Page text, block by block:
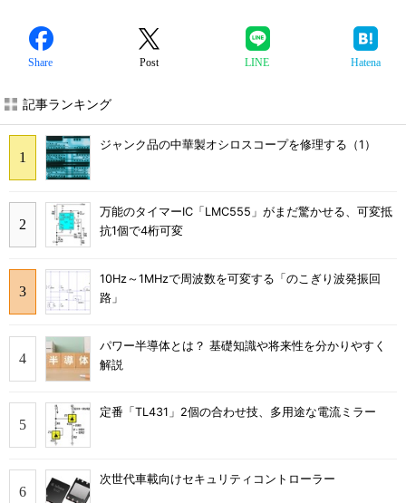
Share Post LINE Hatena
記事ランキング
ジャンク品の中華製オシロスコープを修理する（1）
万能のタイマーIC「LMC555」がまだ驚かせる、可変抵
抗1個で4桁可変
10Hz～1MHzで周波数を可変する「のこぎり波発振回
路」
パワー半導体とは？ 基礎知識や将来性を分かりやすく
解説
定番「TL431」2個の合わせ技、多用途な電流ミラー
次世代車載向けセキュリティコントローラー